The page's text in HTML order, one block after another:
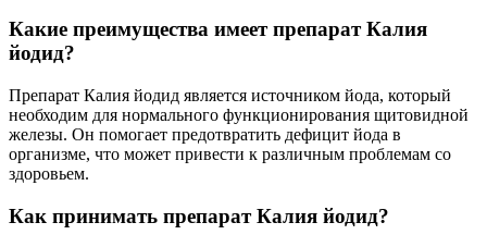
Какие преимущества имеет препарат Калия
йодид?
Препарат Калия йодид является источником йода, который
необходим для нормального функционирования щитовидной
железы. Он помогает предотвратить дефицит йода в
организме, что может привести к различным проблемам со
здоровьем.
Как принимать препарат Калия йодид?